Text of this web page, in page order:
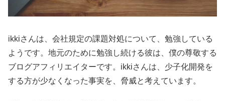
ikkiさんは、会社規定の課題対処について、勉強している
ようです。地元のために勉強し続ける彼は、僕の尊敬する
ブログアフィリエイターです。ikkiさんは、少子化開発を
する方が少なくなった事実を、脅威と考えています。